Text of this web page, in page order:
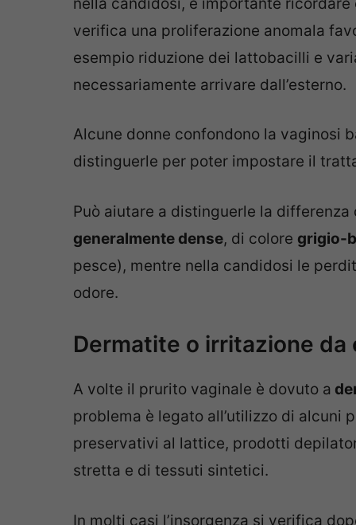
verifica una proliferazione anomala
esempio riduzione dei lattobacilli e
necessariamente arrivare dall’esterno.
Alcune donne confondono la vaginosi
distinguerle per poter impostare il
Può aiutare a distinguerle la differenza
generalmente dense, di colore grigio-
pesce), mentre nella candidosi le
odore.
Dermatite o irritazione
A volte il prurito vaginale è dovuto a
problema è legato all’utilizzo di
preservativi al lattice, prodotti
stretta e di tessuti sintetici.
In molti casi l’insorgenza si verifica